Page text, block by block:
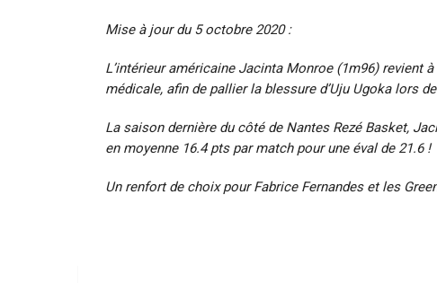
Mise à jour du 5 octobre 2020 :
L’intérieur américaine Jacinta Monroe (1m96) revient
médicale, afin de pallier la blessure d’Uju Ugoka lors
La saison dernière du côté de Nantes Rezé Basket,
en moyenne 16.4 pts par match pour une éval de 21.6 !
Un renfort de choix pour Fabrice Fernandes et les